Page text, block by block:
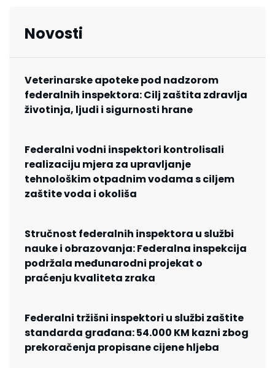
Novosti
Veterinarske apoteke pod nadzorom
federalnih inspektora: Cilj zaštita zdravlja
životinja, ljudi i sigurnosti hrane
Federalni vodni inspektori kontrolisali
realizaciju mjera za upravljanje
tehnološkim otpadnim vodama s ciljem
zaštite voda i okoliša
Stručnost federalnih inspektora u službi
nauke i obrazovanja: Federalna inspekcija
podržala međunarodni projekat o
praćenju kvaliteta zraka
Federalni tržišni inspektori u službi zaštite
standarda građana: 54.000 KM kazni zbog
prekoračenja propisane cijene hljeba